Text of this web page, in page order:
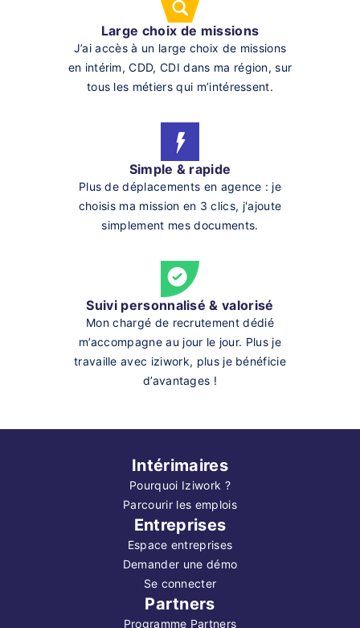
Large choix de missions
J’ai accès à un large choix de missions
en intérim, CDD, CDI dans ma région, sur
tous les métiers qui m’intéressent.
Simple & rapide
Plus de déplacements en agence : je
choisis ma mission en 3 clics, j'ajoute
simplement mes documents.
Suivi personnalisé & valorisé
Mon chargé de recrutement dédié
m’accompagne au jour le jour. Plus je
travaille avec iziwork, plus je bénéficie
d’avantages !
Intérimaires
Pourquoi Iziwork ?
Parcourir les emplois
Entreprises
Espace entreprises
Demander une démo
Se connecter
Partners
Programme Partners